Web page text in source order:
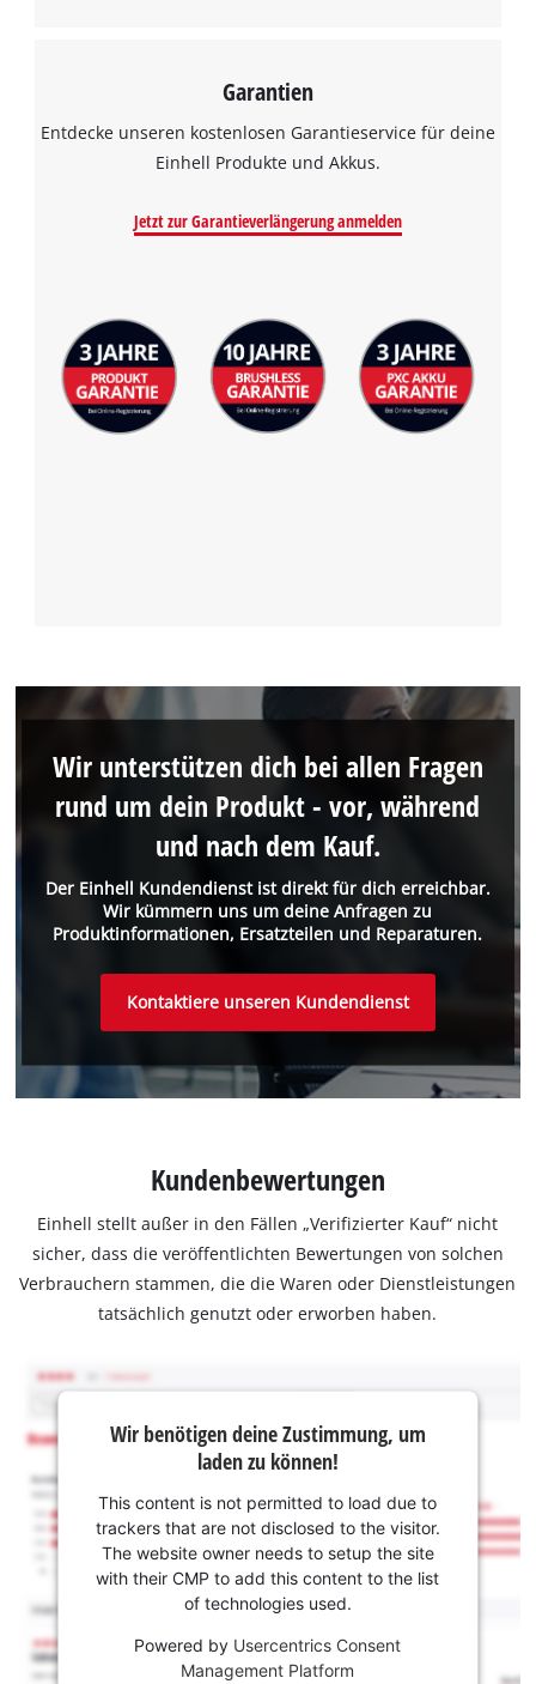
Garantien
Entdecke unseren kostenlosen Garantieservice für deine
Einhell Produkte und Akkus.
Jetzt zur Garantieverlängerung anmelden
Der Einhell Kundendienst ist direkt für dich erreichbar.
Wir kümmern uns um deine Anfragen zu
Produktinformationen, Ersatzteilen und Reparaturen.
Wir unterstützen dich bei allen Fragen
rund um dein Produkt - vor, während
und nach dem Kauf.
Kontaktiere unseren Kundendienst
Kundenbewertungen
Einhell stellt außer in den Fällen „Verifizierter Kauf“ nicht
sicher, dass die veröffentlichten Bewertungen von solchen
Verbrauchern stammen, die die Waren oder Dienstleistungen
tatsächlich genutzt oder erworben haben.
Wir benötigen deine Zustimmung, um
laden zu können!
This content is not permitted to load due to
trackers that are not disclosed to the visitor.
The website owner needs to setup the site
with their CMP to add this content to the list
of technologies used.
Powered by Usercentrics Consent
Management Platform